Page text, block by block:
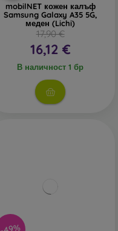
mobilNET кожен калъф
Samsung Galaxy A35 5G,
меден (Lichi)
17,90 €
16,12 €
В наличност 1 бр